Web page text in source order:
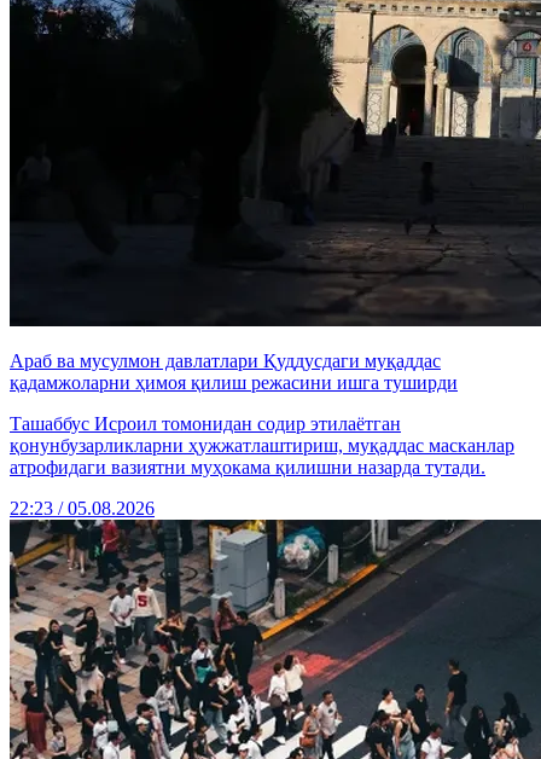
Араб ва мусулмон давлатлари Қуддусдаги муқаддас
қадамжоларни ҳимоя қилиш режасини ишга туширди
Ташаббус Исроил томонидан содир этилаётган
қонунбузарликларни ҳужжатлаштириш, муқаддас масканлар
атрофидаги вазиятни муҳокама қилишни назарда тутади.
22:23 / 05.08.2026